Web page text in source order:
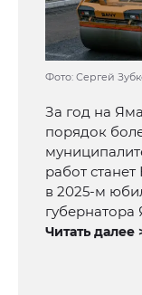
Фото: Сергей
За год на
порядок
работ
в 2025-м
Читать далее